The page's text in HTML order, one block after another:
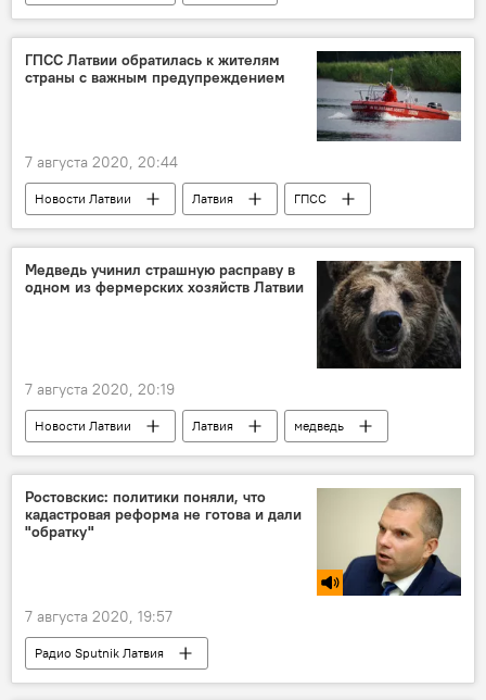
коронавирус
ГПСС Латвии обратилась к жителям
страны с важным предупреждением
7 августа 2020, 20:44
Новости Латвии Латвия ГПСС
Медведь учинил страшную расправу в
одном из фермерских хозяйств Латвии
7 августа 2020, 20:19
Новости Латвии Латвия
медведь
корова
Ростовскис: политики поняли, что
кадастровая реформа не готова и дали
"обратку"
7 августа 2020, 19:57
Радио Sputnik Латвия
налог на единственную недвижимость